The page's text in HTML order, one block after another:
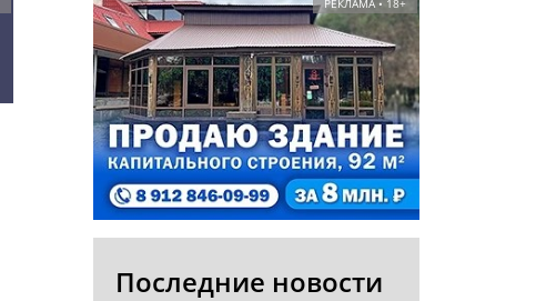
РЕКЛАМА • 18+
Последние новости